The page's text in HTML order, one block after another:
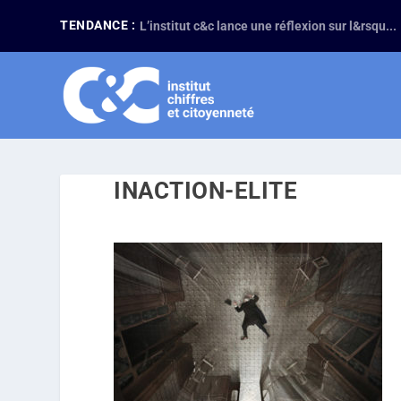
TENDANCE : L’institut c&c lance une réflexion sur l&rsqu...
INACTION-ELITE